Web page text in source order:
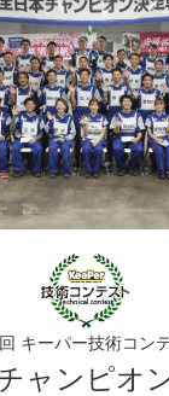
キーパー技術コン
ャンピオ